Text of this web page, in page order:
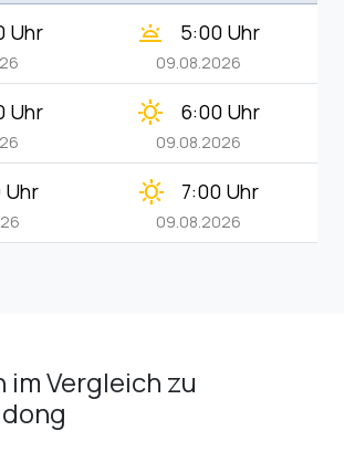
Uhr wb_twilight 5:00 Uhr
09.08.2026
Uhr clear_day 6:00 Uhr
09.08.2026
Uhr clear_day 7:00 Uhr
09.08.2026
Vergleich zu